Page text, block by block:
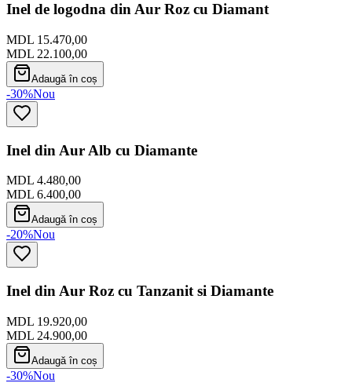
Inel de logodna din Aur Roz cu Diamant
MDL 15.470,00
MDL 22.100,00
Adaugă în coș
-30%Nou
Inel din Aur Alb cu Diamante
MDL 4.480,00
MDL 6.400,00
Adaugă în coș
-20%Nou
Inel din Aur Roz cu Tanzanit si Diamante
MDL 19.920,00
MDL 24.900,00
Adaugă în coș
-30%Nou